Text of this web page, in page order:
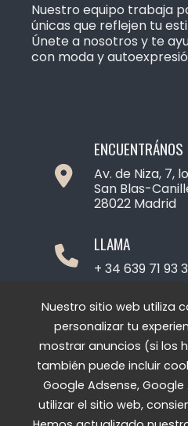
Nuestro equipo trabaja
únicas que reflejen tu
Únete a nosotros y te
con moda y
ENCUENTRÁNOS
Av. de Niza, 7,
San Blas-
28022 Madrid
LLAMA
+ 34 639 71 93
ESCRIBE
Nuestro sitio web utiliza
personalizar tu
mostrar anuncios (si los
también puede incluir
Google Adsense,
utilizar el sitio web,